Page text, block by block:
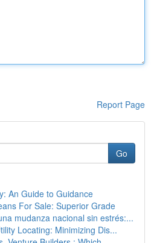
Report Page
Go
An Guide to Guidance
For Sale: Superior Grade
mudanza nacional sin estrés:...
Locating: Minimizing Dis...